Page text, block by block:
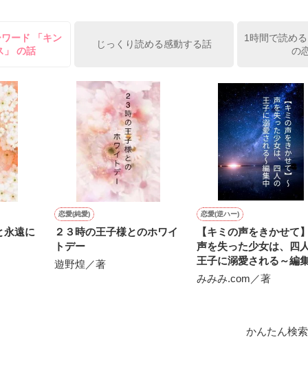
ード 「キン
」 の話
じっくり読める感動する話
1時間で読め
の
永遠に
恋愛(純愛)
２３時の王子様とのホワイ
トデー
遊野煌／著
恋愛(逆ハー)
【キミの声をきかせて
声を失った少女は、四
王子に溺愛される～編
みみみ.com／著
かんたん検